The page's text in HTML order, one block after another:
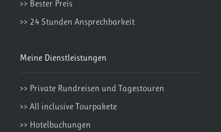
>> Bester Preis
>> 24 Stunden Ansprechbarkeit
Meine Dienstleistungen
>> Private Rundreisen und Tagestouren
>> All inclusive Tourpakete
>> Hotelbuchungen